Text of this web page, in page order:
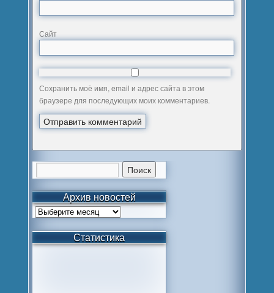
Сайт
Сохранить моё имя, email и адрес сайта в этом
браузере для последующих моих комментариев.
Архив новостей
Статистика